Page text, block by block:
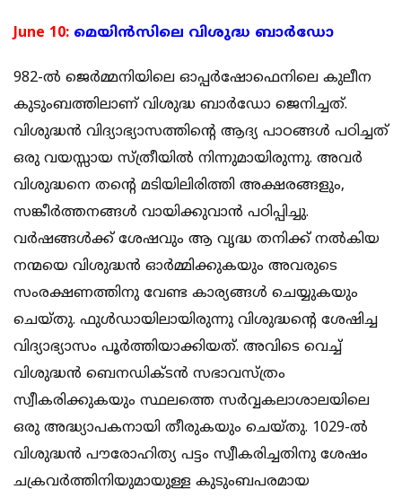
June 10: മെയിന്‍സിലെ വിശുദ്ധ ബാര്‍ഡോ
982-ല്‍ ജെര്‍മ്മനിയിലെ ഓപ്പര്‍ഷോഫെനിലെ കുലീന
കുടുംബത്തിലാണ് വിശുദ്ധ ബാര്‍ഡോ ജെനിച്ചത്.
വിശുദ്ധന്‍ വിദ്യാഭ്യാസത്തിന്റെ ആദ്യ പാഠങ്ങള്‍ പഠിച്ചത്
ഒരു വയസ്സായ സ്ത്രീയില്‍ നിന്നുമായിരുന്നു. അവര്‍
വിശുദ്ധനെ തന്റെ മടിയിലിരിത്തി അക്ഷരങ്ങളും,
സങ്കീര്‍ത്തനങ്ങള്‍ വായിക്കുവാന്‍ പഠിപ്പിച്ചു.
വര്‍ഷങ്ങള്‍ക്ക് ശേഷവും ആ വൃദ്ധ തനിക്ക്‌ നല്‍കിയ
നന്മയെ വിശുദ്ധന്‍ ഓര്‍മ്മിക്കുകയും അവരുടെ
സംരക്ഷണത്തിനു വേണ്ട കാര്യങ്ങള്‍ ചെയ്യുകയും
ചെയ്തു. ഫുള്‍ഡായിലായിരുന്നു വിശുദ്ധന്റെ ശേഷിച്ച
വിദ്യാഭ്യാസം പൂര്‍ത്തിയാക്കിയത്. അവിടെ വെച്ച്
വിശുദ്ധന്‍ ബെനഡിക്ടന്‍ സഭാവസ്ത്രം
സ്വീകരിക്കുകയും സ്ഥലത്തെ സര്‍വ്വകലാശാലയിലെ
ഒരു അദ്ധ്യാപകനായി തീരുകയും ചെയ്തു. 1029-ല്‍
വിശുദ്ധന്‍ പൗരോഹിത്യ പട്ടം സ്വീകരിച്ചതിനു ശേഷം
ചക്രവര്‍ത്തിനിയുമായുള്ള കുടുംബപരമായ